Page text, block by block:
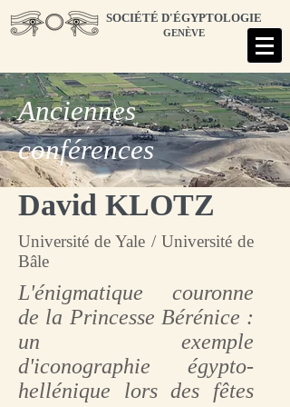
SOCIÉTÉ D'ÉGYPTOLOGIE
GENÈVE
Anciennes
conférences
David KLOTZ
Université de Yale / Université de
Bâle
L'énigmatique couronne
de la Princesse Bérénice :
un exemple
d'iconographie égypto-
hellénique lors des fêtes